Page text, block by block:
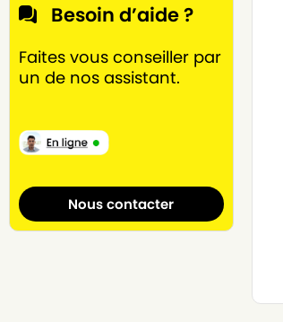
Besoin d’aide ?
Faites vous conseiller par
un de nos assistant.
Nous contacter